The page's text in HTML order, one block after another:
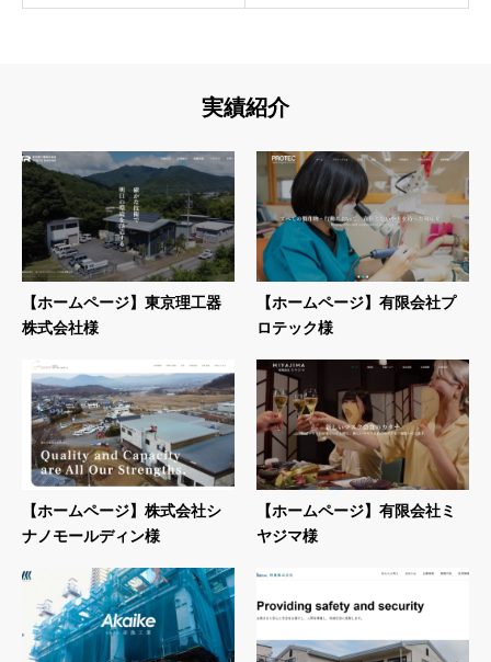
実績紹介
【ホームページ】東京理工器
株式会社様
【ホームページ】有限会社プ
ロテック様
【ホームページ】株式会社シ
ナノモールディン様
【ホームページ】有限会社ミ
ヤジマ様